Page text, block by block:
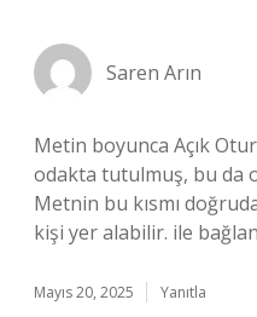
Saren Arın
Metin boyunca Açık
odakta tutulmuş, bu da
Metnin bu kısmı
kişi yer alabilir. ile
Mayıs 20, 2025 Yanıtla